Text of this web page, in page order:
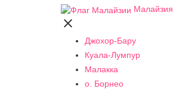
Малайзия

Джохор-Бару
Куала-Лумпур
Малакка
о. Борнео